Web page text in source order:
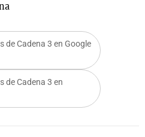
de Cadena 3 en Google
de Cadena 3 en